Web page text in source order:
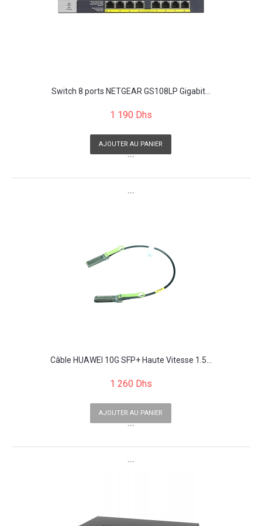
Switch 8 ports NETGEAR GS108LP Gigabit...
1 190 Dhs
AJOUTER AU PANIER
```
```
Câble HUAWEI 10G SFP+ Haute Vitesse 1.5...
1 260 Dhs
AJOUTER AU PANIER
```
```